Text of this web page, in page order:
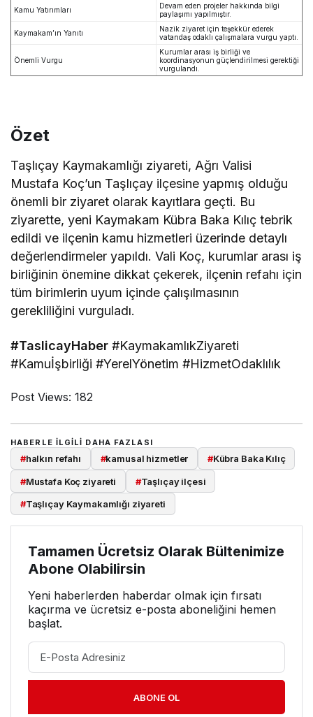
Kamu Yatırımları
Devam eden projeler hakkında bilgi
paylaşımı yapılmıştır.
Kaymakam’ın Yanıtı
Nazik ziyaret için teşekkür ederek
vatandaş odaklı çalışmalara vurgu yaptı.
Önemli Vurgu
Kurumlar arası iş birliği ve
koordinasyonun güçlendirilmesi gerektiği
vurgulandı.
Özet
Taşlıçay Kaymakamlığı ziyareti, Ağrı Valisi
Mustafa Koç’un Taşlıçay ilçesine yapmış olduğu
önemli bir ziyaret olarak kayıtlara geçti. Bu
ziyarette, yeni Kaymakam Kübra Baka Kılıç tebrik
edildi ve ilçenin kamu hizmetleri üzerinde detaylı
değerlendirmeler yapıldı. Vali Koç, kurumlar arası iş
birliğinin önemine dikkat çekerek, ilçenin refahı için
tüm birimlerin uyum içinde çalışılmasının
gerekliliğini vurguladı.
#TaslicayHaber #KaymakamlıkZiyareti
#Kamuİşbirliği #YerelYönetim #HizmetOdaklılık
Post Views: 182
HABERLE ILGILI DAHA FAZLASI
#halkın refahı #kamusal hizmetler #Kübra Baka Kılıç
#Mustafa Koç ziyareti #Taşlıçay ilçesi
#Taşlıçay Kaymakamlığı ziyareti
Tamamen Ücretsiz Olarak Bültenimize
Abone Olabilirsin
Yeni haberlerden haberdar olmak için fırsatı
kaçırma ve ücretsiz e-posta aboneliğini hemen
başlat.
ABONE OL